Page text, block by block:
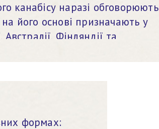
канабісу наразі обговорюють
його основі призначають у
Фінляндії та
формах: